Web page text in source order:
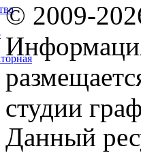
© 2009-
студии
Данный